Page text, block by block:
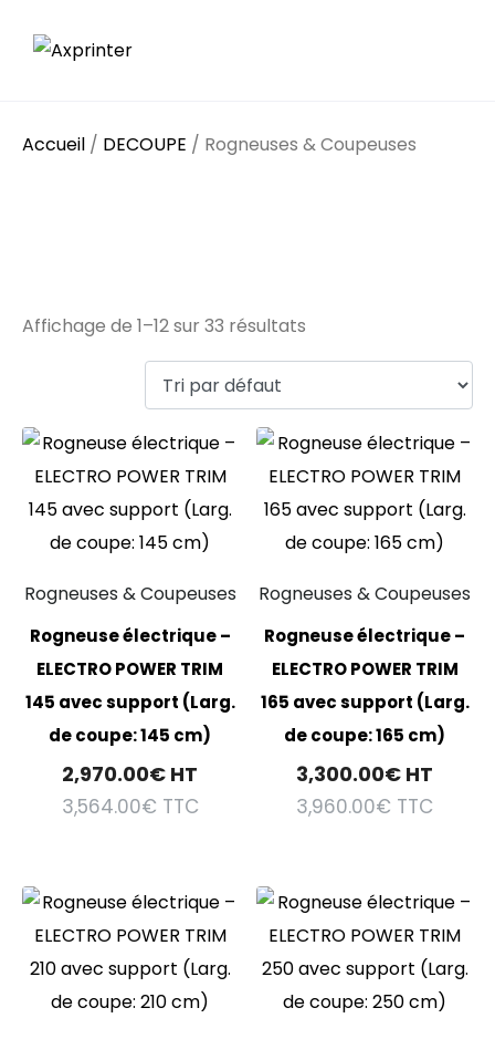
Accueil / DECOUPE / Rogneuses & Coupeuses
Affichage de 1–12 sur 33 résultats
Rogneuses & Coupeuses
Rogneuse électrique –
ELECTRO POWER TRIM
145 avec support (Larg.
de coupe: 145 cm)
2,970.00€ HT
3,564.00€ TTC
Rogneuses & Coupeuses
Rogneuse électrique –
ELECTRO POWER TRIM
165 avec support (Larg.
de coupe: 165 cm)
3,300.00€ HT
3,960.00€ TTC